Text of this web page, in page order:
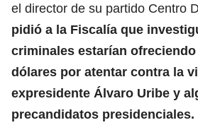
el director de su partido Centro
pidió a la Fiscalía que
criminales estarían
dólares por atentar contra la
expresidente Álvaro Uribe y
precandidatos presidenciales.